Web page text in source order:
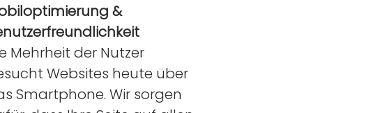
&
Mehrheit der Nutzer
Websites heute über
Smartphone. Wir sorgen